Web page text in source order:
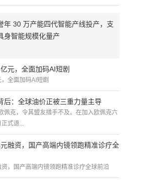
年 30 万产能四代智能产线投产，支
身智能规模化量产
元，全面加码AI短剧
全面加码AI短剧
后：全球油价正被三重力量主导
佩克，令其盟友措手不及。在加入欧佩克六
式退...
融资，国产高端内镜领跑精准诊疗全
，国产高端内镜领跑精准诊疗全球前沿